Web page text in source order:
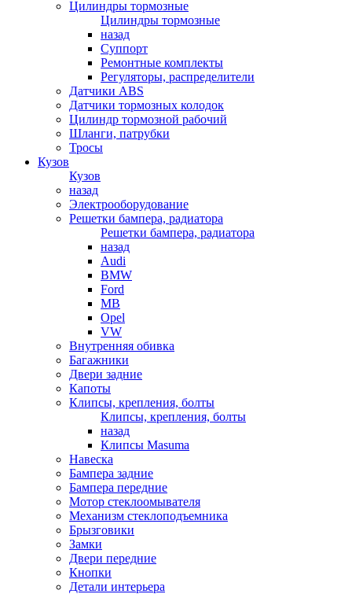
Цилиндры тормозные
Цилиндры тормозные
назад
Суппорт
Ремонтные комплекты
Регуляторы, распределители
Датчики ABS
Датчики тормозных колодок
Цилиндр тормозной рабочий
Шланги, патрубки
Тросы
Кузов
Кузов
назад
Электрооборудование
Решетки бампера, радиатора
Решетки бампера, радиатора
назад
Audi
BMW
Ford
MB
Opel
VW
Внутренняя обивка
Багажники
Двери задние
Капоты
Клипсы, крепления, болты
Клипсы, крепления, болты
назад
Клипсы Masuma
Навеска
Бампера задние
Бампера передние
Мотор стеклоомывателя
Механизм стеклоподъемника
Брызговики
Замки
Двери передние
Кнопки
Детали интерьера